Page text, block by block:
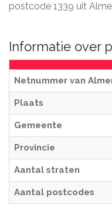
postcode 1339 uit
Informatie over
Netnummer van
Plaats
Gemeente
Provincie
Aantal straten
Aantal postcodes